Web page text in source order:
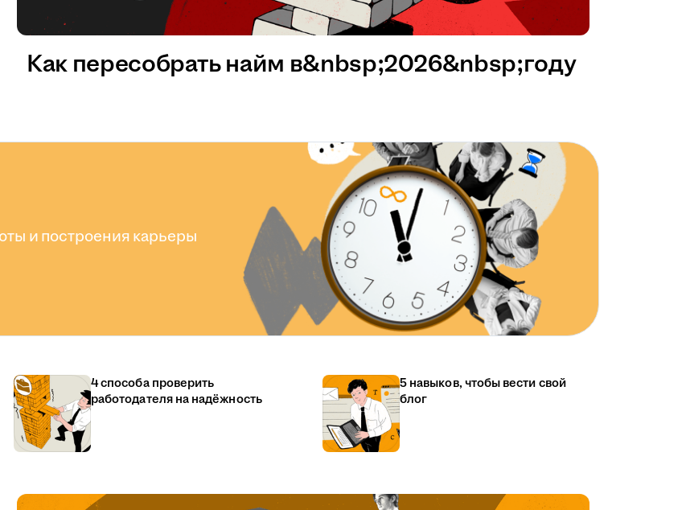
Как пересобрать найм в&nbsp;2026&nbsp;году
и построения карьеры
4 способа проверить
работодателя на надёжность
5 навыков, чтобы вести свой
блог